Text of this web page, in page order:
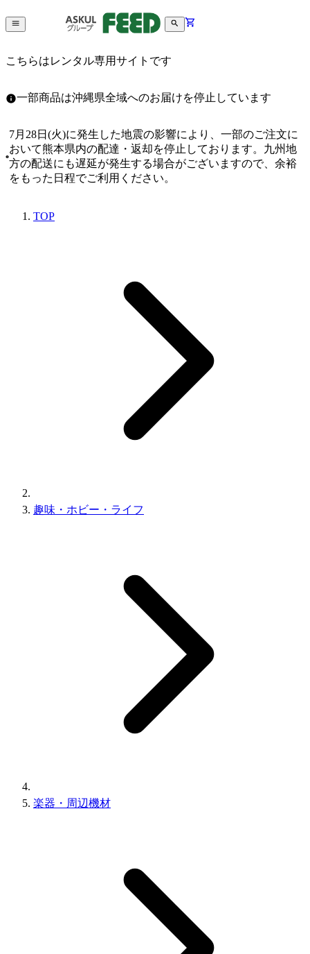
こちらはレンタル専用サイトです
一部商品は沖縄県全域へのお届けを停止しています
7月28日(火)に発生した地震の影響により、一部のご注文に
おいて熊本県内の配達・返却を停止しております。九州地
方の配送にも遅延が発生する場合がございますので、余裕
をもった日程でご利用ください。
TOP
趣味・ホビー・ライフ
楽器・周辺機材